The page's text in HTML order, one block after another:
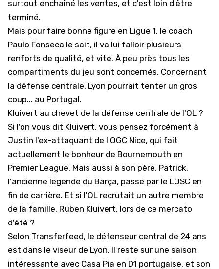
surtout enchaîné les ventes, et c'est loin d'être
terminé.
Mais pour faire bonne figure en Ligue 1, le coach
Paulo Fonseca le sait, il va lui falloir plusieurs
renforts de qualité, et vite. À peu près tous les
compartiments du jeu sont concernés. Concernant
la défense centrale, Lyon pourrait tenter un gros
coup... au Portugal.
Kluivert au chevet de la défense centrale de l'OL ?
Si l'on vous dit Kluivert, vous pensez forcément à
Justin l'ex-attaquant de l'OGC Nice, qui fait
actuellement le bonheur de Bournemouth en
Premier League. Mais aussi à son père, Patrick,
l'ancienne légende du Barça, passé par le LOSC en
fin de carrière. Et si l'OL recrutait un autre membre
de la famille, Ruben Kluivert, lors de ce mercato
d'été ?
Selon Transferfeed, le défenseur central de 24 ans
est dans le viseur de Lyon. Il reste sur une saison
intéressante avec Casa Pia en D1 portugaise, et son